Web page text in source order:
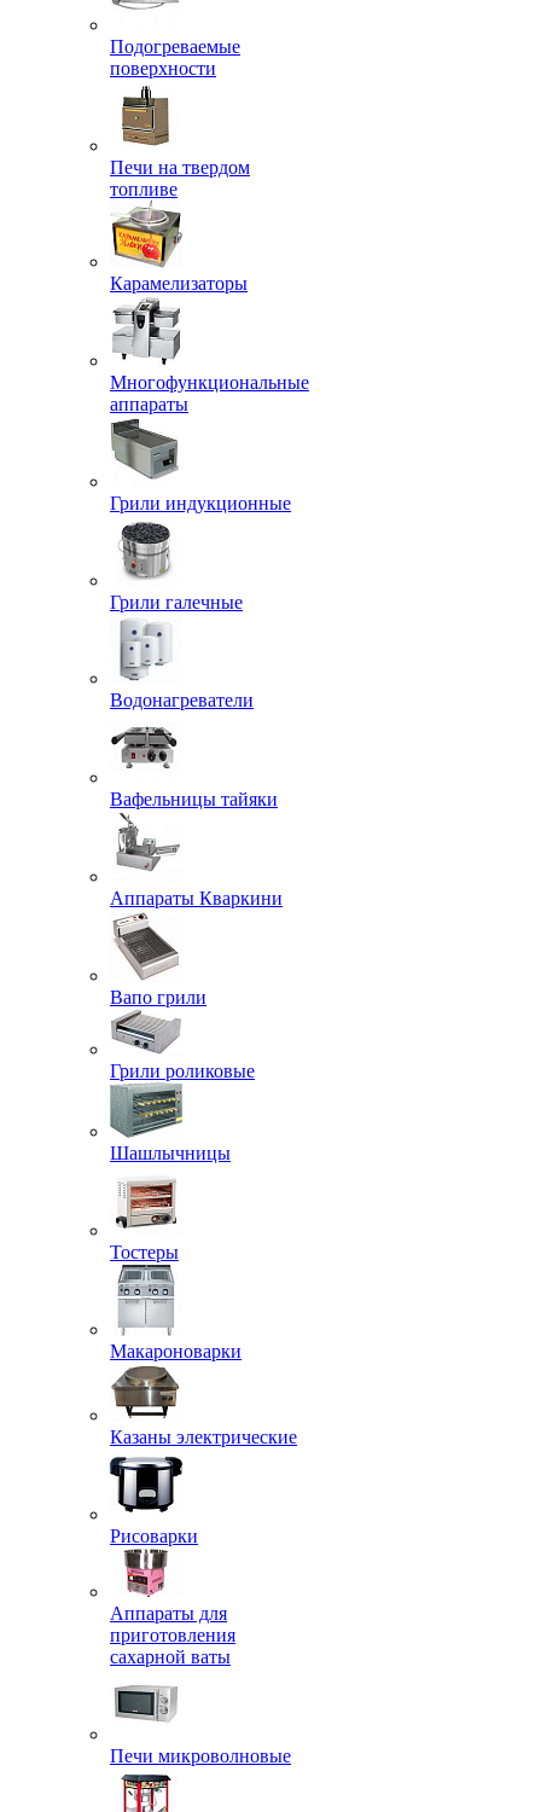
Подогреваемые
поверхности
Печи на твердом
топливе
Карамелизаторы
Многофункциональные
аппараты
Грили индукционные
Грили галечные
Водонагреватели
Вафельницы тайяки
Аппараты Кваркини
Вапо грили
Грили роликовые
Шашлычницы
Тостеры
Макароноварки
Казаны электрические
Рисоварки
Аппараты для
приготовления
сахарной ваты
Печи микроволновые